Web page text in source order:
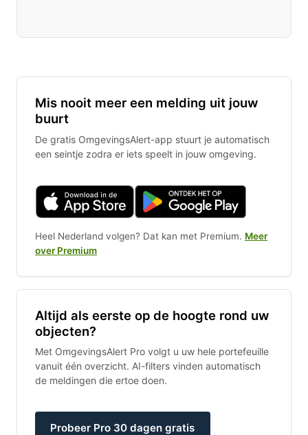
Mis nooit meer een melding uit jouw
buurt
De gratis OmgevingsAlert-app stuurt je automatisch
een seintje zodra er iets speelt in jouw omgeving.
Heel Nederland volgen? Dat kan met Premium. Meer
over Premium
Altijd als eerste op de hoogte rond uw
objecten?
Met OmgevingsAlert Pro volgt u uw hele portefeuille
vanuit één overzicht. AI-filters vinden automatisch
de meldingen die ertoe doen.
Probeer Pro 30 dagen gratis